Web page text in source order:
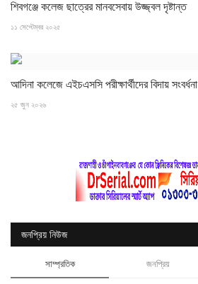
শিবগঞ্জে কলেজ ছাত্রের মানবসেবায় উজ্জ্বল দৃষ্টান্ত
১১ সেপ্টেম্বর ২০২৫
আদিনা কলেজে এইচএসসি পরীক্ষার্থীদের বিদায় সংবর্ধনা
২৫ জুন ২০২৬
জনপ্রিয় নিউজ
সাম্প্রতিক জনপ্রিয়